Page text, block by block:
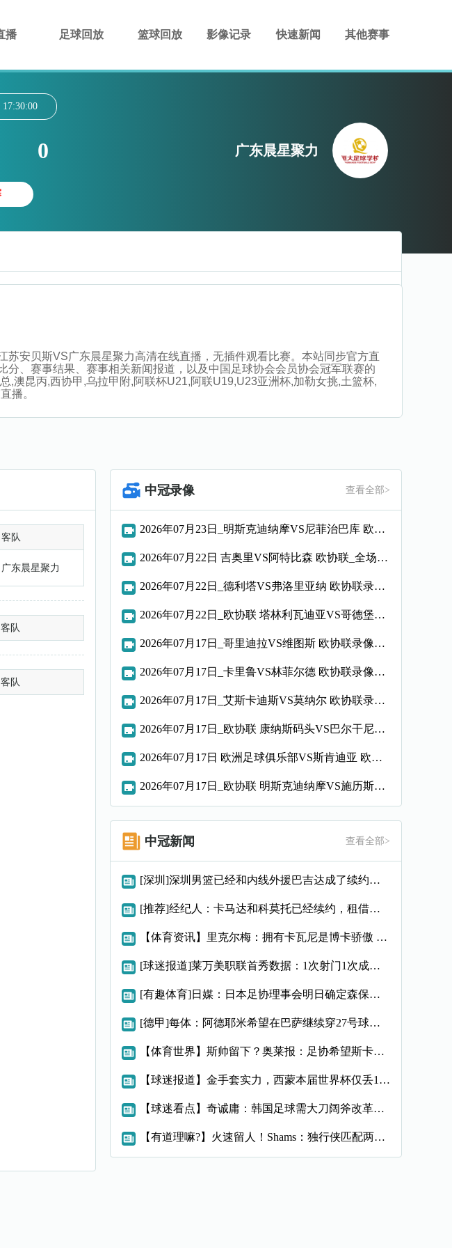
播 足球回放 篮球回放 影像记录 快速新闻 其他赛事
17:30:00
0 广东晨星聚力
安贝斯VS广东晨星聚力高清在线直播，无插件观看比赛。本站同步官方直
、赛事结果、赛事相关新闻报道，以及中国足球协会会员协会冠军联赛的
澳昆丙,西协甲,乌拉甲附,阿联杯U21,阿联U19,U23亚洲杯,加勒女挑,土篮杯,
播。
客队
广东晨星聚力
客队
客队
中冠录像 查看全部>
2026年07月23日_明斯克迪纳摩VS尼菲治巴库 欧协联录像_全场录像【高清回放】
2026年07月22日 吉奥里VS阿特比森 欧协联_全场录像【视频集锦】
2026年07月22日_德利塔VS弗洛里亚纳 欧协联录像_高清录像【全场回放】
2026年07月22日_欧协联 塔林利瓦迪亚VS哥德堡录像_全场录像【高清回放】
2026年07月17日_哥里迪拉VS维图斯 欧协联录像_全场录像【全场回放】
2026年07月17日_卡里鲁VS林菲尔德 欧协联录像_全场录像【全场回放】
2026年07月17日_艾斯卡迪斯VS莫纳尔 欧协联录像_全场录像【高清回放】
2026年07月17日_欧协联 康纳斯码头VS巴尔干尼录像_全场录像【视频集锦】
2026年07月17日 欧洲足球俱乐部VS斯肯迪亚 欧协联_全场录像【视频集锦】
2026年07月17日_欧协联 明斯克迪纳摩VS施历斯录像_全场录像【高清回放】
中冠新闻 查看全部>
[深圳]深圳男篮已经和内线外援巴吉达成了续约一致
[推荐]经纪人：卡马达和科莫托已经续约，租借？目前的想法是留
【体育资讯】里克尔梅：拥有卡瓦尼是博卡骄傲 斯卡洛尼是史上最
[球迷报道]莱万美职联首秀数据：1次射门1次成功过人预期进球
[有趣体育]日媒：日本足协理事会明日确定森保一续约半年，提案
[德甲]每体：阿德耶米希望在巴萨继续穿27号球衣，但西甲规则
【体育世界】斯帅留下？奥莱报：足协希望斯卡洛尼继续执教，相信
【球迷报道】金手套实力，西蒙本届世界杯仅丢1球，近16场代表
【球迷看点】奇诚庸：韩国足球需大刀阔斧改革，从业者必须清醒过
【有道理嘛?】火速留人！Shams：独行侠匹配两年470万报